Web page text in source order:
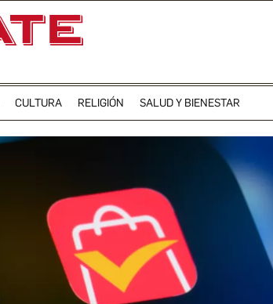
CULTURA RELIGIÓN SALUD Y BIENESTAR